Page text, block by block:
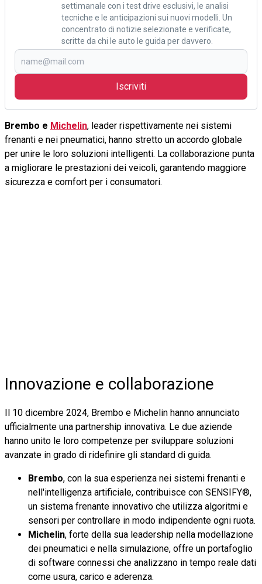
settimanale con i test drive esclusivi, le analisi
tecniche e le anticipazioni sui nuovi modelli. Un
concentrato di notizie selezionate e verificate,
scritte da chi le auto le guida per davvero.
Iscriviti
Brembo e Michelin, leader rispettivamente nei sistemi
frenanti e nei pneumatici, hanno stretto un accordo globale
per unire le loro soluzioni intelligenti. La collaborazione punta
a migliorare le prestazioni dei veicoli, garantendo maggiore
sicurezza e comfort per i consumatori.
Innovazione e collaborazione
Il 10 dicembre 2024, Brembo e Michelin hanno annunciato
ufficialmente una partnership innovativa. Le due aziende
hanno unito le loro competenze per sviluppare soluzioni
avanzate in grado di ridefinire gli standard di guida.
Brembo, con la sua esperienza nei sistemi frenanti e
nell'intelligenza artificiale, contribuisce con SENSIFY®,
un sistema frenante innovativo che utilizza algoritmi e
sensori per controllare in modo indipendente ogni ruota.
Michelin, forte della sua leadership nella modellazione
dei pneumatici e nella simulazione, offre un portafoglio
di software connessi che analizzano in tempo reale dati
come usura, carico e aderenza.